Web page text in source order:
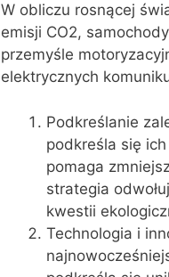
W obliczu rosnącej
emisji CO2,
przemyśle
elektrycznych
Podkreślanie
podkreśla się
pomaga
strategia
kwestii
Technologia i